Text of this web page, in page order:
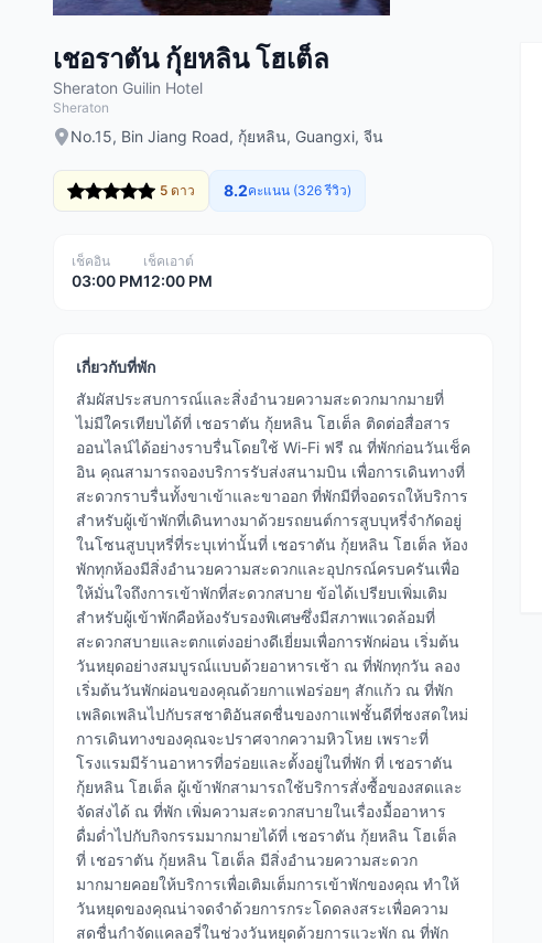
เชอราตัน กุ้ยหลิน โฮเต็ล
Sheraton Guilin Hotel
Sheraton
No.15, Bin Jiang Road, กุ้ยหลิน, Guangxi, จีน
5 ดาว 8.2คะแนน (326 รีวิว)
เช็คอิน
03:00 PM
เช็คเอาต์
12:00 PM
เกี่ยวกับที่พัก
สัมผัสประสบการณ์และสิ่งอำนวยความสะดวกมากมายที่
ไม่มีใครเทียบได้ที่ เชอราตัน กุ้ยหลิน โฮเต็ล ติดต่อสื่อสาร
ออนไลน์ได้อย่างราบรื่นโดยใช้ Wi-Fi ฟรี ณ ที่พักก่อนวันเช็ค
อิน คุณสามารถจองบริการรับส่งสนามบิน เพื่อการเดินทางที่
สะดวกราบรื่นทั้งขาเข้าและขาออก ที่พักมีที่จอดรถให้บริการ
สำหรับผู้เข้าพักที่เดินทางมาด้วยรถยนต์การสูบบุหรี่จำกัดอยู่
ในโซนสูบบุหรี่ที่ระบุเท่านั้นที่ เชอราตัน กุ้ยหลิน โฮเต็ล ห้อง
พักทุกห้องมีสิ่งอำนวยความสะดวกและอุปกรณ์ครบครันเพื่อ
ให้มั่นใจถึงการเข้าพักที่สะดวกสบาย ข้อได้เปรียบเพิ่มเติม
สำหรับผู้เข้าพักคือห้องรับรองพิเศษซึ่งมีสภาพแวดล้อมที่
สะดวกสบายและตกแต่งอย่างดีเยี่ยมเพื่อการพักผ่อน เริ่มต้น
วันหยุดอย่างสมบูรณ์แบบด้วยอาหารเช้า ณ ที่พักทุกวัน ลอง
เริ่มต้นวันพักผ่อนของคุณด้วยกาแฟอร่อยๆ สักแก้ว ณ ที่พัก
เพลิดเพลินไปกับรสชาติอันสดชื่นของกาแฟชั้นดีที่ชงสดใหม่
การเดินทางของคุณจะปราศจากความหิวโหย เพราะที่
โรงแรมมีร้านอาหารที่อร่อยและตั้งอยู่ในที่พัก ที่ เชอราตัน
กุ้ยหลิน โฮเต็ล ผู้เข้าพักสามารถใช้บริการสั่งซื้อของสดและ
จัดส่งได้ ณ ที่พัก เพิ่มความสะดวกสบายในเรื่องมื้ออาหาร
ดื่มด่ำไปกับกิจกรรมมากมายได้ที่ เชอราตัน กุ้ยหลิน โฮเต็ล
ที่ เชอราตัน กุ้ยหลิน โฮเต็ล มีสิ่งอำนวยความสะดวก
มากมายคอยให้บริการเพื่อเติมเต็มการเข้าพักของคุณ ทำให้
วันหยุดของคุณน่าจดจำด้วยการกระโดดลงสระเพื่อความ
สดชื่นกำจัดแคลอรี่ในช่วงวันหยุดด้วยการแวะพัก ณ ที่พัก